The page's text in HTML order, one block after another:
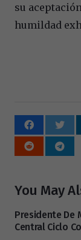
su
humildad
You May
Presidente De
Central Ciclo